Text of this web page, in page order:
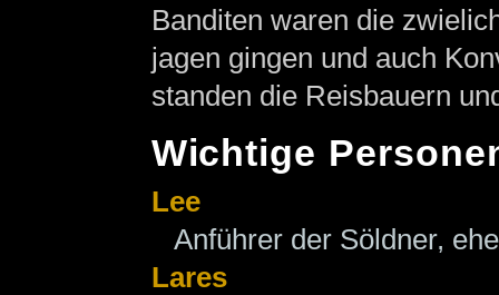
Banditen waren die
jagen gingen und auch
standen die Reisbauern
Wichtige
Lee
Anführer der Söldner,
Lares